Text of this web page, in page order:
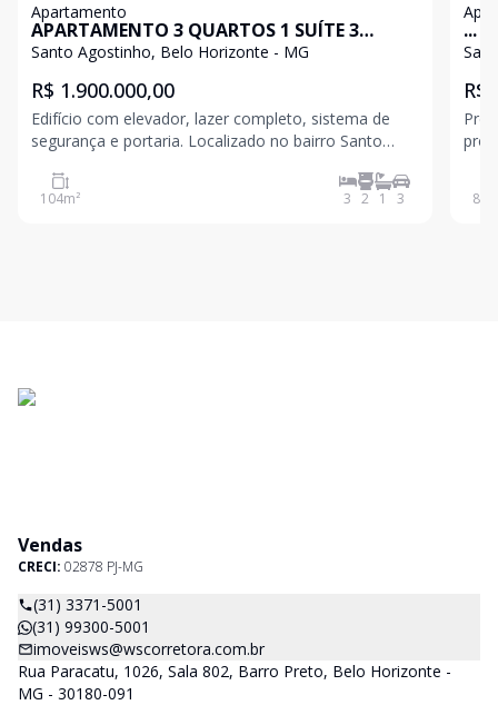
Apartamento
APARTAMENTO 3 QUARTOS 1 SUÍTE 3
VAGAS NO SANTO AGOSTINHO
Santo Agostinho, Belo Horizonte - MG
R$ 1.900.000,00
Edifício com elevador, lazer completo, sistema de
segurança e portaria. Localizado no bairro Santo
escolas, farmácias e diversos serviços. Apartamento
com 104 m², composto por sala para dois ambientes
104m² 3 2 1 3
...
R$
86
Vendas
CRECI: 02878 PJ-MG
(31) 3371-5001
(31) 99300-5001
imoveisws@wscorretora.com.br
Rua Paracatu, 1026, Sala 802, Barro Preto, Belo Horizonte -
MG - 30180-091